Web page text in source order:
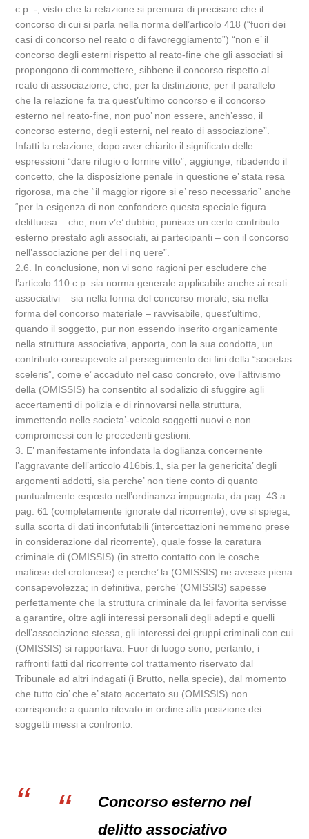
c.p. -, visto che la relazione si premura di precisare che il
concorso di cui si parla nella norma dell’articolo 418 (“fuori dei
casi di concorso nel reato o di favoreggiamento”) “non e’ il
concorso degli esterni rispetto al reato-fine che gli associati si
propongono di commettere, sibbene il concorso rispetto al
reato di associazione, che, per la distinzione, per il parallelo
che la relazione fa tra quest’ultimo concorso e il concorso
esterno nel reato-fine, non puo’ non essere, anch’esso, il
concorso esterno, degli esterni, nel reato di associazione”.
Infatti la relazione, dopo aver chiarito il significato delle
espressioni “dare rifugio o fornire vitto”, aggiunge, ribadendo il
concetto, che la disposizione penale in questione e’ stata resa
rigorosa, ma che “il maggior rigore si e’ reso necessario” anche
“per la esigenza di non confondere questa speciale figura
delittuosa – che, non v’e’ dubbio, punisce un certo contributo
esterno prestato agli associati, ai partecipanti – con il concorso
nell’associazione per del i nq uere”.
2.6. In conclusione, non vi sono ragioni per escludere che
l’articolo 110 c.p. sia norma generale applicabile anche ai reati
associativi – sia nella forma del concorso morale, sia nella
forma del concorso materiale – ravvisabile, quest’ultimo,
quando il soggetto, pur non essendo inserito organicamente
nella struttura associativa, apporta, con la sua condotta, un
contributo consapevole al perseguimento dei fini della “societas
sceleris”, come e’ accaduto nel caso concreto, ove l’attivismo
della (OMISSIS) ha consentito al sodalizio di sfuggire agli
accertamenti di polizia e di rinnovarsi nella struttura,
immettendo nelle societa’-veicolo soggetti nuovi e non
compromessi con le precedenti gestioni.
3. E’ manifestamente infondata la doglianza concernente
l’aggravante dell’articolo 416bis.1, sia per la genericita’ degli
argomenti addotti, sia perche’ non tiene conto di quanto
puntualmente esposto nell’ordinanza impugnata, da pag. 43 a
pag. 61 (completamente ignorate dal ricorrente), ove si spiega,
sulla scorta di dati inconfutabili (intercettazioni nemmeno prese
in considerazione dal ricorrente), quale fosse la caratura
criminale di (OMISSIS) (in stretto contatto con le cosche
mafiose del crotonese) e perche’ la (OMISSIS) ne avesse piena
consapevolezza; in definitiva, perche’ (OMISSIS) sapesse
perfettamente che la struttura criminale da lei favorita servisse
a garantire, oltre agli interessi personali degli adepti e quelli
dell’associazione stessa, gli interessi dei gruppi criminali con cui
(OMISSIS) si rapportava. Fuor di luogo sono, pertanto, i
raffronti fatti dal ricorrente col trattamento riservato dal
Tribunale ad altri indagati (i Brutto, nella specie), dal momento
che tutto cio’ che e’ stato accertato su (OMISSIS) non
corrisponde a quanto rilevato in ordine alla posizione dei
soggetti messi a confronto.
Concorso esterno nel
delitto associativo